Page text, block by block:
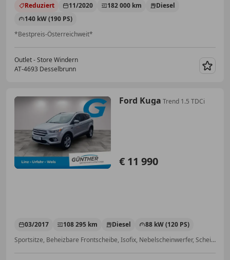
Reduziert 11/2020 182 000 km
Diesel
140 kW (190 PS)
*Bestpreis-Österreichweit*
Outlet - Store Windern
AT-4693 Desselbrunn
Ford Kuga Trend 1.5 TDCi
€ 11 990
03/2017 108 295 km Diesel
88 kW (120 PS)
Sportsitze, Beheizbare Frontscheibe, Isofix, Nebelscheinwerfer, Scheinwerferreinigung, Tempomat, Dachreling, Start/Stop-Automatik